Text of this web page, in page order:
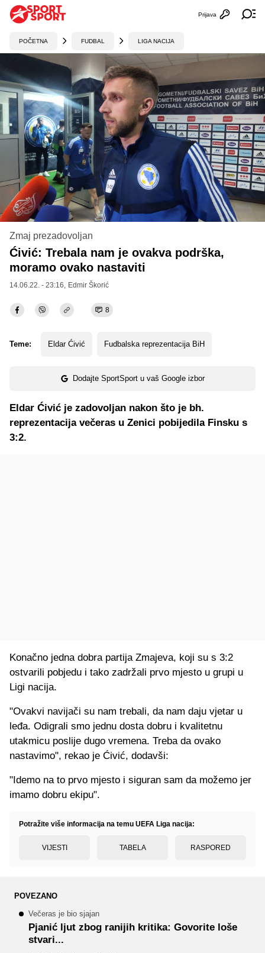
Otvori
Prijava
POČETNA FUDBAL LIGA NACIJA
Zmaj prezadovoljan
Ćivić: Trebala nam je ovakva podrška,
moramo ovako nastaviti
14.06.22. - 23:16, Edmir Škorić
8
Teme: Eldar Ćivić Fudbalska reprezentacija BiH
Dodajte SportSport u vaš Google izbor
Eldar Ćivić je zadovoljan nakon što je bh.
reprezentacija večeras u Zenici pobijedila Finsku s
3:2.
Konačno jedna dobra partija Zmajeva, koji su s 3:2
ostvarili pobjedu i tako zadržali prvo mjesto u grupi u
Ligi nacija.
"Ovakvi navijači su nam trebali, da nam daju vjetar u
leđa. Odigrali smo jednu dosta dobru i kvalitetnu
utakmicu poslije dugo vremena. Treba da ovako
nastavimo", rekao je Ćivić, dodavši:
"Idemo na to prvo mjesto i siguran sam da možemo jer
imamo dobru ekipu".
Potražite više informacija na temu UEFA Liga nacija:
VIJESTI TABELA RASPORED
POVEZANO
Večeras je bio sjajan
Pjanić ljut zbog ranijih kritika: Govorite loše
stvari...